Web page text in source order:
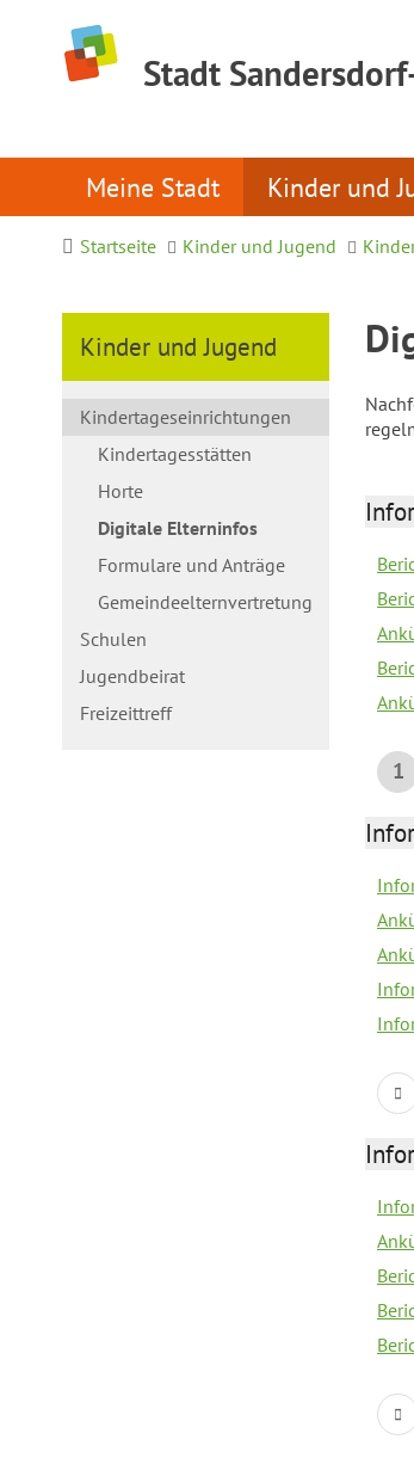
Stadt
Meine Stadt Kinder und
Startseite Kinder und Jugend
Kinder und Jugend
Kindertageseinrichtungen
Kindertagesstätten
Horte
Digitale Elterninfos
Formulare und Anträge
Gemeindeelternvertretung
Schulen
Jugendbeirat
Freizeittreff
1